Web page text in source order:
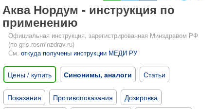
Аква Нордум - инструкция по
применению
Официальная инструкция, зарегистрированная Минздравом РФ
(по grls.rosminzdrav.ru)
См. откуда получены инструкции МЕДИ РУ
Цены / купить Синонимы, аналоги Статьи
Показания Противопоказания
Дозировка